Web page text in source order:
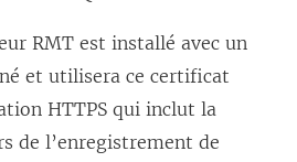
RMT est installé avec un
et utilisera ce certificat
HTTPS qui inclut la
de l’enregistrement de